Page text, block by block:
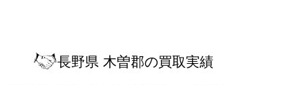
長野県 木曽郡の買取実績